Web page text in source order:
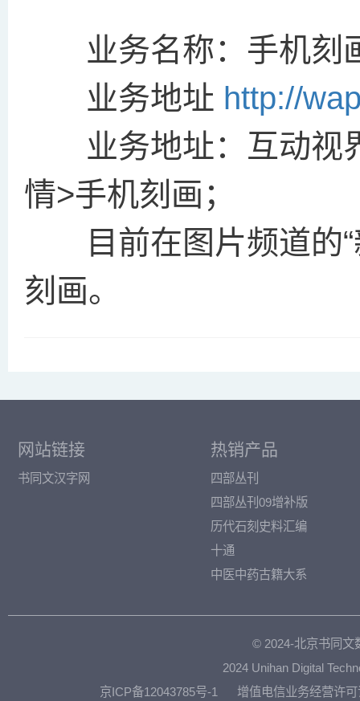
业务名称：手机刻
业务地址 http://
业务地址：互动视
情>手机刻画；
目前在图片频道的“
刻画。
网站链接
书同文汉字网
热销产品
四部丛刊
四部丛刊09增补版
历代石刻史料汇编
十通
中医中药古籍大系
© 2024-北京书同文
2024 Unihan Digital
京ICP备12043785号-1
增值电信业务经营许